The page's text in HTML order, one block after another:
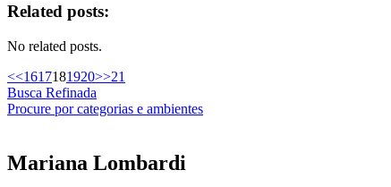
Related posts:
No related posts.
<<1617181920>>21
Busca Refinada
Procure por categorias e ambientes
Mariana Lombardi